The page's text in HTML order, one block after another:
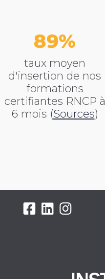
89
taux moyen
d'insertion de nos
formations
certifiantes RNCP à
6 mois (Sources)